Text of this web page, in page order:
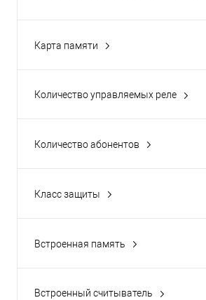
Карта памяти
Количество управляемых реле
Количество абонентов
Класс защиты
Встроенная память
Встроенный считыватель